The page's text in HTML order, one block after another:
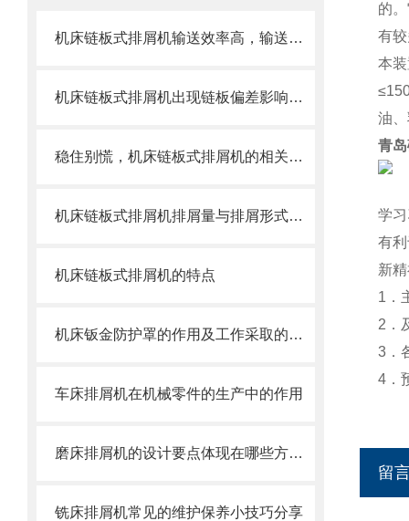
机床链板式排屑机输送效率高，输送速度选择范围大
机床链板式排屑机出现链板偏差影响效率了怎么办？
稳住别慌，机床链板式排屑机的相关信息马上来
机床链板式排屑机排屑量与排屑形式有很大关系
机床链板式排屑机的特点
机床钣金防护罩的作用及工作采取的方法
车床排屑机在机械零件的生产中的作用
磨床排屑机的设计要点体现在哪些方面？
铣床排屑机常见的维护保养小技巧分享
的
有
本
油
青
学
有
新
1．
2．
3．
4．
留